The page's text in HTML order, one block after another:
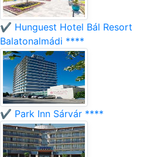
✔️ Hunguest Hotel Bál Resort
Balatonalmádi ****
✔️ Park Inn Sárvár ****